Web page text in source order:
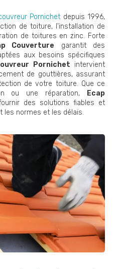
Pornichet depuis 1996,
de toiture, l'installation de
de toitures en zinc. Forte
Couverture garantit des
aux besoins spécifiques
Pornichet intervient
de gouttières, assurant
de votre toiture. Que ce
ou une réparation,
Ecap
des solutions fiables et
les normes et les délais.